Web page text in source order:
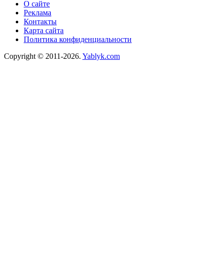
О сайте
Реклама
Контакты
Карта сайта
Политика конфиденциальности
Copyright © 2011-2026. Yablyk.сom